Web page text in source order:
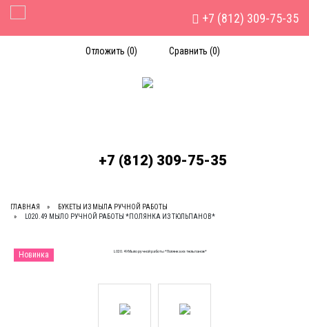
Отложить (0) Сравнить (0)
+7 (812) 309-75-35
+7 (812) 309-75-35
Toggle Navigation
ГЛАВНАЯ
БУКЕТЫ ИЗ МЫЛА РУЧНОЙ РАБОТЫ
L020.49 МЫЛО РУЧНОЙ РАБОТЫ *ПОЛЯНКА ИЗ ТЮЛЬПАНОВ*
Новинка